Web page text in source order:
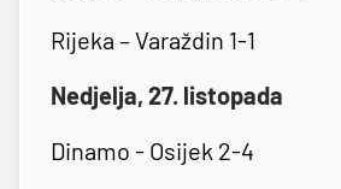
Rijeka – Varaždin 1-1
Nedjelja, 27. listopada
Dinamo - Osijek 2-4